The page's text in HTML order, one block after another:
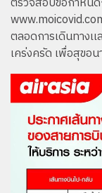
ตลอดการเดินทาง
เคร่งครัด เพื่อสุขอ